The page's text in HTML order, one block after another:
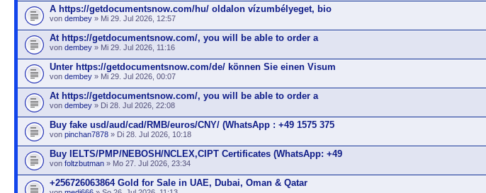
A https://getdocumentsnow.com/hu/ oldalon vízumbélyeget, bio
von dembey » Mi 29. Jul 2026, 12:57
At https://getdocumentsnow.com/, you will be able to order a
von dembey » Mi 29. Jul 2026, 11:16
Unter https://getdocumentsnow.com/de/ können Sie einen Visum
von dembey » Mi 29. Jul 2026, 00:07
At https://getdocumentsnow.com/, you will be able to order a
von dembey » Di 28. Jul 2026, 22:08
Buy fake usd/aud/cad/RMB/euros/CNY/ (WhatsApp : +49 1575 375
von pinchan7878 » Di 28. Jul 2026, 10:18
Buy IELTS/PMP/NEBOSH/NCLEX,CIPT Certificates (WhatsApp: +49
von foltzbutman » Mo 27. Jul 2026, 23:34
+256726063864 Gold for Sale in UAE, Dubai, Oman & Qatar